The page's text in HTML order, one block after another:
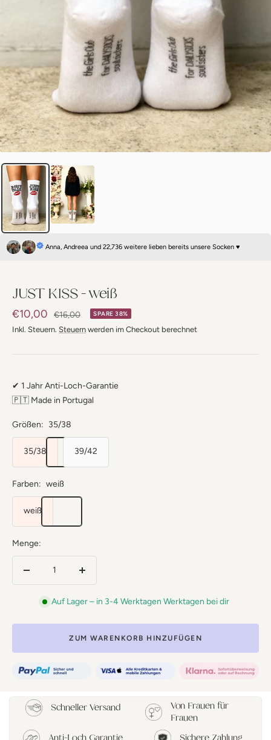
Anna, Andreea und 22,736 weitere lieben bereits unsere Socken ♥
JUST KISS - weiß
Angebotspreis
€10,00
Regulärer
Preis
€16,00 SPARE 38%
Inkl. Steuern. Steuern werden im Checkout berechnet
✔ 1 Jahr Anti-Loch-Garantie
🇵🇹 Made in Portugal
Größen: 35/38
35/38 39/42
Farben: weiß
weiß
Menge:
Menge
Auf Lager – in 3-4 Werktagen Werktagen bei dir
ZUM WARENKORB HINZUFÜGEN
Schneller Versand
Von Frauen für
Frauen
Anti-Loch Garantie
Sichere Zahlung